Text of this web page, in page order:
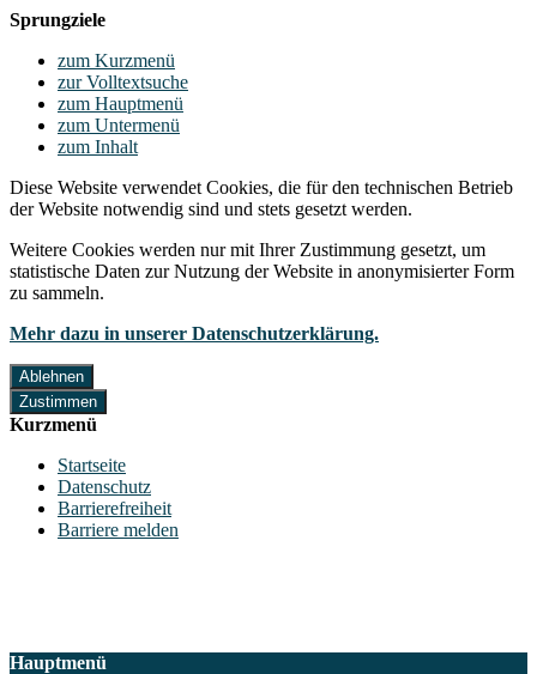
Sprungziele
zum Kurzmenü
zur Volltextsuche
zum Hauptmenü
zum Untermenü
zum Inhalt
Diese Website verwendet Cookies, die für den technischen Betrieb
der Website notwendig sind und stets gesetzt werden.
Weitere Cookies werden nur mit Ihrer Zustimmung gesetzt, um
statistische Daten zur Nutzung der Website in anonymisierter Form
zu sammeln.
Mehr dazu in unserer Datenschutzerklärung.
Ablehnen
Zustimmen
Kurzmenü
Startseite
Datenschutz
Barrierefreiheit
Barriere melden
Hauptmenü